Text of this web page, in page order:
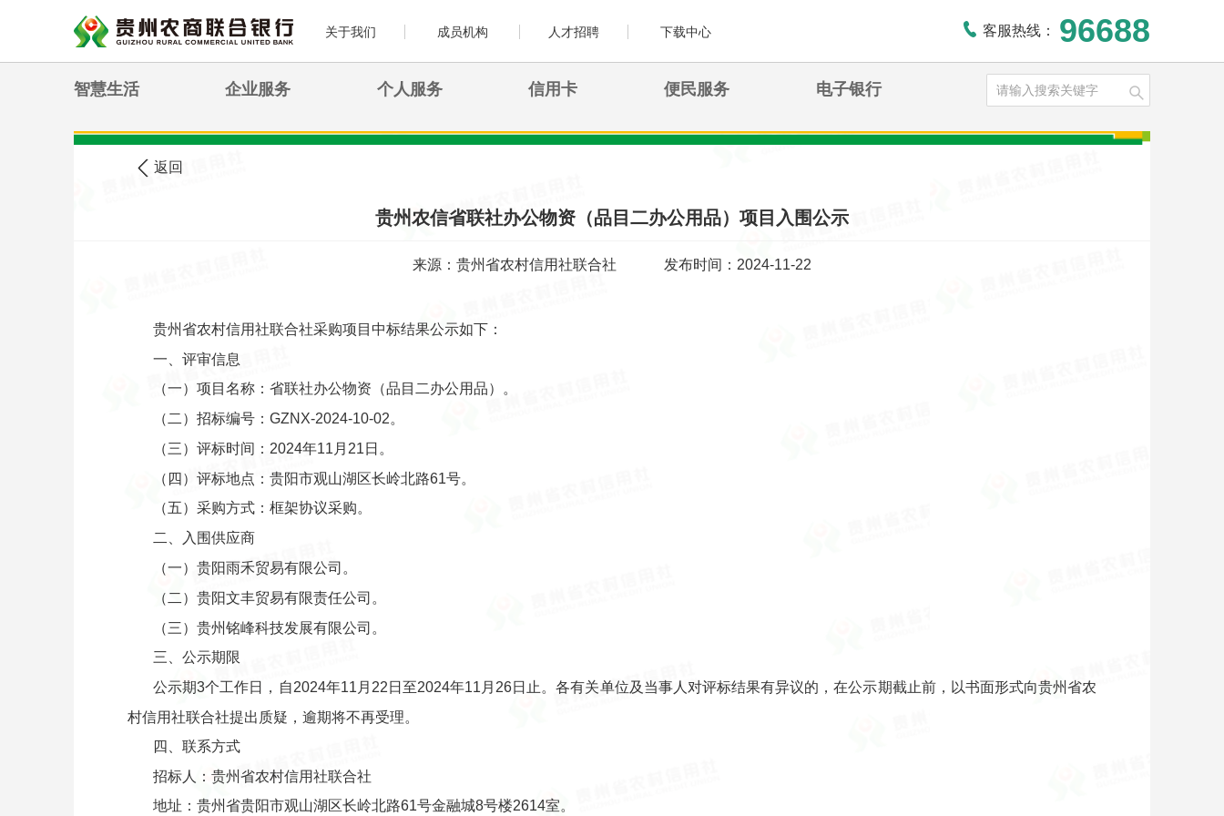
关于我们 成员机构 人才招聘 下载中心 客服热线： 96688
智慧生活 企业服务 个人服务 信用卡 便民服务 电子银行
您现在的位置: 农信公告
返回
贵州农信省联社办公物资（品目二办公用品）项目入围公示
来源：贵州省农村信用社联合社 发布时间：2024-11-22
贵州省农村信用社联合社采购项目中标结果公示如下：
一、评审信息
（一）项目名称：省联社办公物资（品目二办公用品）。
（二）招标编号：GZNX-2024-10-02。
（三）评标时间：2024年11月21日。
（四）评标地点：贵阳市观山湖区长岭北路61号。
（五）采购方式：框架协议采购。
二、入围供应商
（一）贵阳雨禾贸易有限公司。
（二）贵阳文丰贸易有限责任公司。
（三）贵州铭峰科技发展有限公司。
三、公示期限
公示期3个工作日，自2024年11月22日至2024年11月26日止。各有关单位及当事人对评标结果有异议的，在公示期截止前，以书面形式向贵州省农
村信用社联合社提出质疑，逾期将不再受理。
四、联系方式
招标人：贵州省农村信用社联合社
地址：贵州省贵阳市观山湖区长岭北路61号金融城8号楼2614室。